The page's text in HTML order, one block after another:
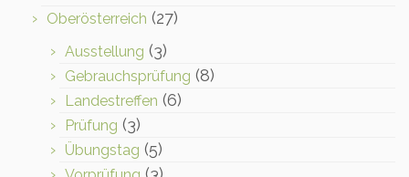
Oberösterreich (27)
Ausstellung (3)
Gebrauchsprüfung (8)
Landestreffen (6)
Prüfung (3)
Übungstag (5)